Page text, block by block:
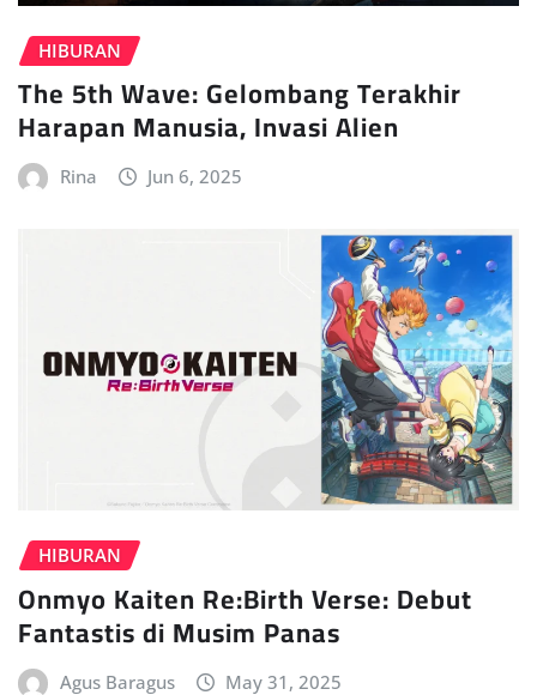
HIBURAN
The 5th Wave: Gelombang Terakhir
Harapan Manusia, Invasi Alien
Rina Jun 6, 2025
HIBURAN
Onmyo Kaiten Re:Birth Verse: Debut
Fantastis di Musim Panas
Agus Baragus May 31, 2025